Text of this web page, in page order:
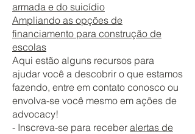
armada e do suicídio
Ampliando as opções de
financiamento para construção de
escolas
Aqui estão alguns recursos para
ajudar você a descobrir o que estamos
fazendo, entre em contato conosco ou
envolva-se você mesmo em ações de
advocacy!
- Inscreva-se para receber alertas de